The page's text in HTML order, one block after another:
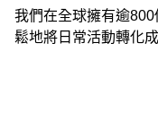
我們在全球擁有逾
鬆地將日常活動轉化